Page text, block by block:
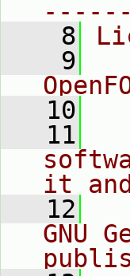
    8
    9
   10
   11
it
   12
GNU